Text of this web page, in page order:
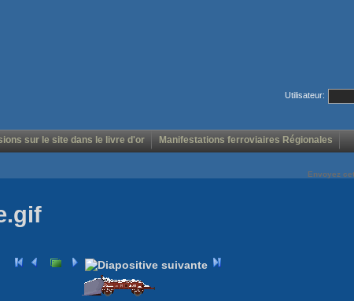
Utilisateur:
sur le site dans le livre d'or Manifestations ferroviaires Régionales
Envoyez